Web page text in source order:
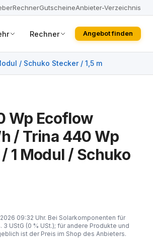
RechnerGutscheineAnbieter-Verzeichnis
Rechner Angebot finden
/ Schuko Stecker / 1,5 m
Wp Ecoflow
/ Trina 440 Wp
1 Modul / Schuko
09:32 Uhr. Bei Solarkomponenten für
UStG (0 % USt.); für andere Produkte und
ist der Preis im Shop des Anbieters.